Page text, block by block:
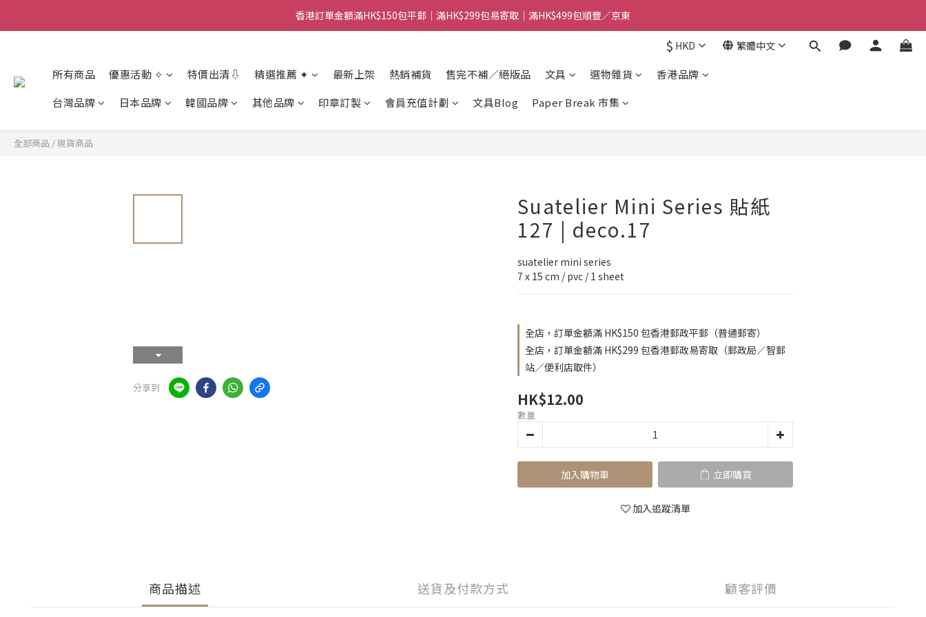
香港訂單金額滿HK$150包平郵｜滿HK$299包易寄取｜滿HK$499包順豐／京東
香港訂單金額滿HK$150包平郵｜滿HK$299包易寄取｜滿HK$499包順豐／京東
香港訂單金額滿HK$150包平郵｜滿HK$299包易寄取｜滿HK$499包順豐／京東
$ HKD 繁體中文
所有商品 優惠活動 ✧ 特價出清⇩ 精選推薦 ✦ 最新上架 熱銷補貨 售完不補／絕版品 文具 選物雜貨
香港品牌
台灣品牌
日本品牌 韓國品牌 其他品牌 印章訂製 會員充值計劃 文具Blog Paper Break 市集
全部商品 /現貨商品
分享到
Suatelier Mini Series 貼紙
127 | deco.17
suatelier mini series
7 x 15 cm / pvc / 1 sheet
全店，訂單金額滿 HK$150 包香港郵政平郵（普通郵寄）
全店，訂單金額滿 HK$299 包香港郵政易寄取（郵政局／智郵
站／便利店取件）
HK$12.00
數量
加入購物車 立即購買
加入追蹤清單
商品描述 送貨及付款方式 顧客評價